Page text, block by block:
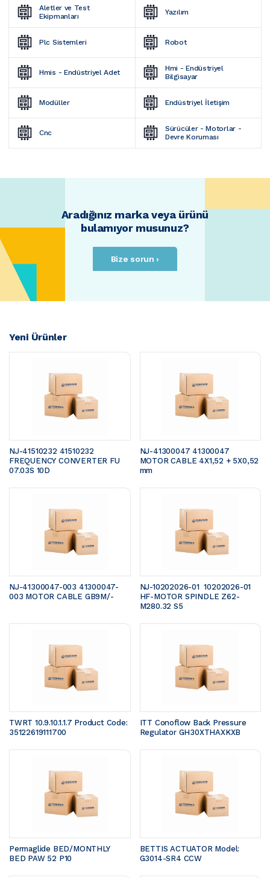
Aletler ve Test
Ekipmanları
Yazılım
Plc Sistemleri Robot
Hmis - Endüstriyel Adet
Hmi - Endüstriyel
Bilgisayar
Modüller Endüstriyel İletişim
Cnc
Sürücüler - Motorlar -
Devre Koruması
Aradığınız marka veya ürünü
bulamıyor musunuz?
Bize sorun ›
Yeni Ürünler
NJ-41510232 41510232
FREQUENCY CONVERTER FU
07.03S 10D
NJ-41300047 41300047
MOTOR CABLE 4X1,52 + 5X0,52
mm
NJ-41300047-003 41300047-
003 MOTOR CABLE GB9M/-
NJ-10202026-01  10202026-01
HF-MOTOR SPINDLE Z62-
M280.32 S5
TWRT 10.9.10.1.1.7 Product Code:
35122619111700
ITT Conoflow Back Pressure
Regulator GH30XTHAXKXB
Permaglide BED/MONTHLY
BED PAW 52 P10
BETTIS ACTUATOR Model:
G3014-SR4 CCW